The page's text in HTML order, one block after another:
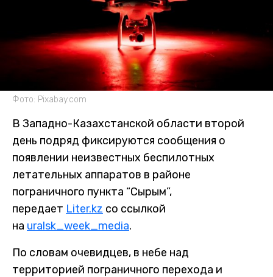
Фото: Pixabay.com
В Западно-Казахстанской области второй
день подряд фиксируются сообщения о
появлении неизвестных беспилотных
летательных аппаратов в районе
пограничного пункта “Сырым”,
передает Liter.kz со ссылкой
на uralsk_week_media.
По словам очевидцев, в небе над
территорией пограничного перехода и